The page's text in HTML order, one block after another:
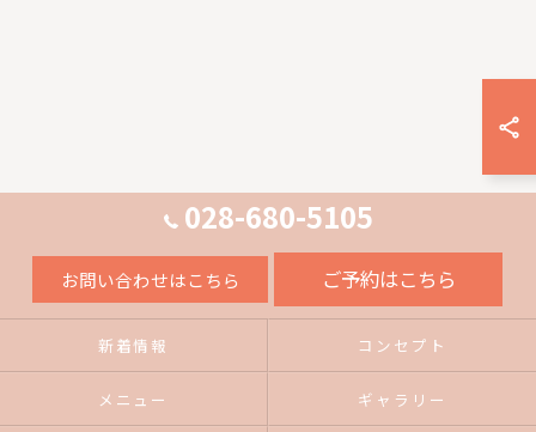
028-680-5105
お問い合わせはこちら ご予約はこちら
新着情報 コンセプト
メニュー ギャラリー